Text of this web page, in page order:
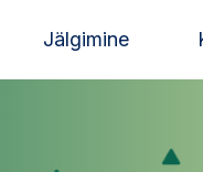
Jälgimine